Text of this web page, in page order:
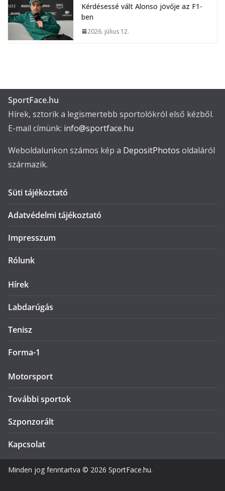
Kérdésessé vált Alonso jövője az F1-
ben
2026. július 12.
SportFace.hu
Hírek, sztorik a legismertebb sportolókról első kézből.
E-mail címünk: info@sportface.hu
Weboldalunkon számos kép a DepositPhotos oldaláról
származik.
Süti tájékoztató
Adatvédelmi tájékoztató
Impresszum
Rólunk
Hírek
Labdarúgás
Tenisz
Forma-1
Motorsport
További sportok
Szponzorált
Kapcsolat
Minden jog fenntartva © 2026 SportFace.hu.